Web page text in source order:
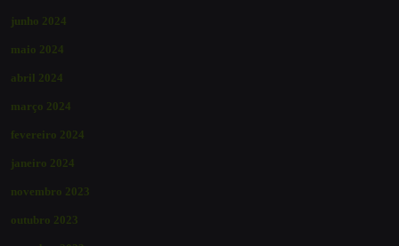
junho 2024
maio 2024
abril 2024
março 2024
fevereiro 2024
janeiro 2024
novembro 2023
outubro 2023